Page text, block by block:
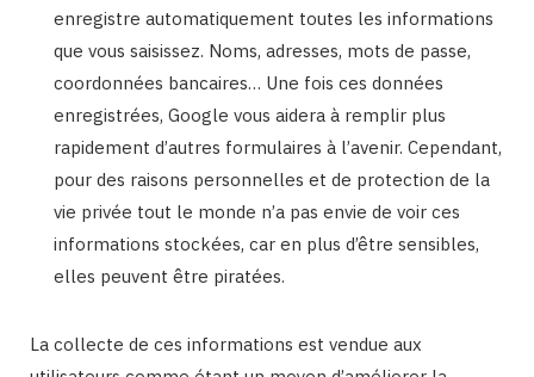
enregistre automatiquement toutes les informations
que vous saisissez. Noms, adresses, mots de passe,
coordonnées bancaires… Une fois ces données
enregistrées, Google vous aidera à remplir plus
rapidement d’autres formulaires à l’avenir. Cependant,
pour des raisons personnelles et de protection de la
vie privée tout le monde n’a pas envie de voir ces
informations stockées, car en plus d’être sensibles,
elles peuvent être piratées.
La collecte de ces informations est vendue aux